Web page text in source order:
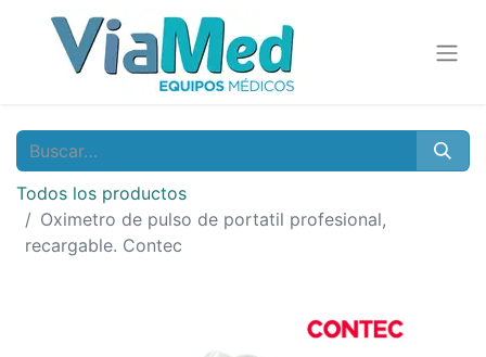
Todos los productos
Oximetro de pulso de portatil profesional,
recargable. Contec